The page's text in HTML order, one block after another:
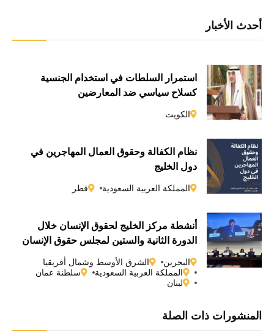
أحدث الأخبار
استمرار السلطات في استخدام الجنسية
كسلاحٍ سياسي ضد المعارضين
الكويت
نظام الكفالة وحقوق العمال المهاجرين في
دول الخليج
المملكة العربية السعودية قطر
أنشطة مركز الخليج لحقوق الإنسان خلال
الدورة الثانية والستين لمجلس حقوق الإنسان
التابع للأمم المتحدة
البحرين
الشرق الأوسط وشمال أفريقيا
المملكة العربية السعودية
سلطنة عمان
لبنان
المنشورات ذات الصلة